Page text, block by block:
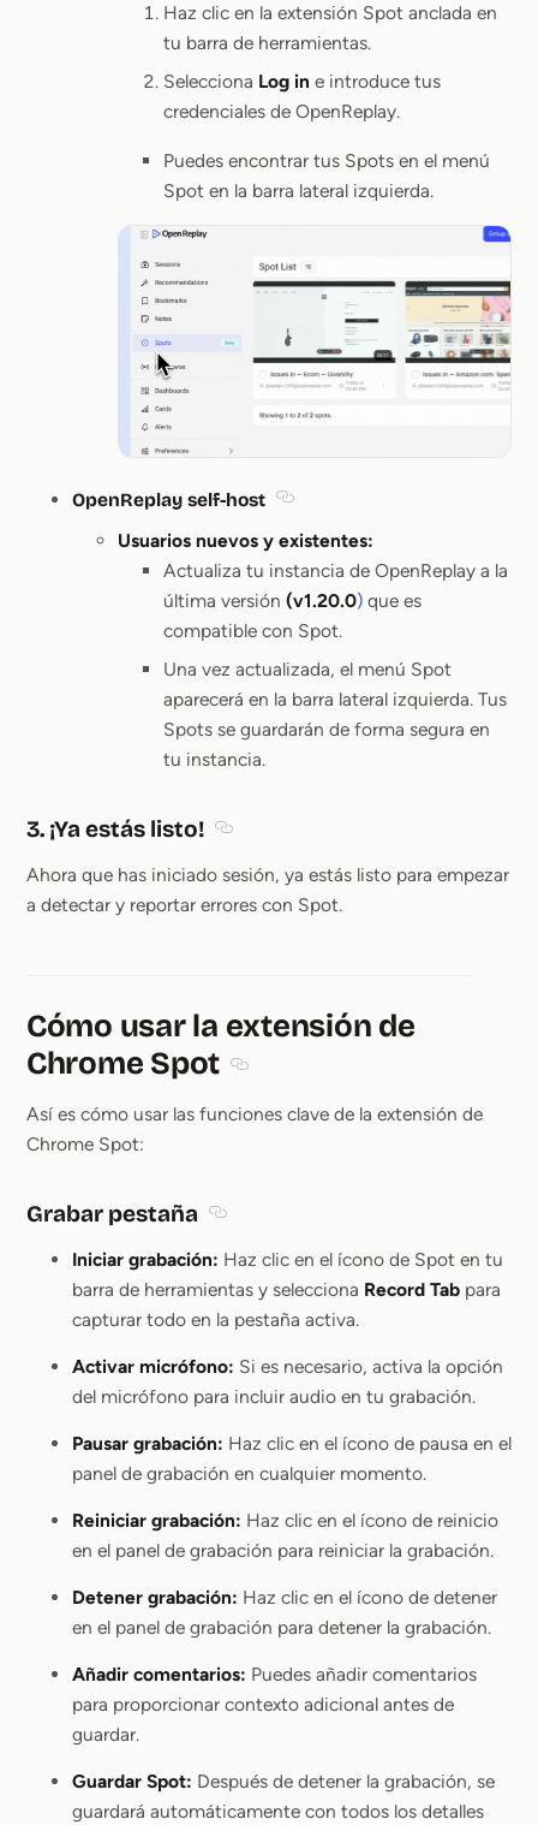
Haz clic en la extensión Spot anclada en
tu barra de herramientas.
Selecciona Log in e introduce tus
credenciales de OpenReplay.
Puedes encontrar tus Spots en el menú
Spot en la barra lateral izquierda.
OpenReplay self-host
Usuarios nuevos y existentes:
Actualiza tu instancia de OpenReplay a la
última versión (v1.20.0) que es
compatible con Spot.
Una vez actualizada, el menú Spot
aparecerá en la barra lateral izquierda. Tus
Spots se guardarán de forma segura en
tu instancia.
3. ¡Ya estás listo!
Ahora que has iniciado sesión, ya estás listo para empezar
a detectar y reportar errores con Spot.
Cómo usar la extensión de
Chrome Spot
Así es cómo usar las funciones clave de la extensión de
Chrome Spot:
Grabar pestaña
Iniciar grabación: Haz clic en el ícono de Spot en tu
barra de herramientas y selecciona Record Tab para
capturar todo en la pestaña activa.
Activar micrófono: Si es necesario, activa la opción
del micrófono para incluir audio en tu grabación.
Pausar grabación: Haz clic en el ícono de pausa en el
panel de grabación en cualquier momento.
Reiniciar grabación: Haz clic en el ícono de reinicio
en el panel de grabación para reiniciar la grabación.
Detener grabación: Haz clic en el ícono de detener
en el panel de grabación para detener la grabación.
Añadir comentarios: Puedes añadir comentarios
para proporcionar contexto adicional antes de
guardar.
Guardar Spot: Después de detener la grabación, se
guardará automáticamente con todos los detalles